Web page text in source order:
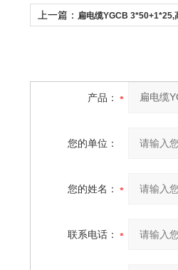
上一篇： 扁电缆YGCB 3*50+1*25,
产品：
您的单位：
您的姓名：
联系电话：